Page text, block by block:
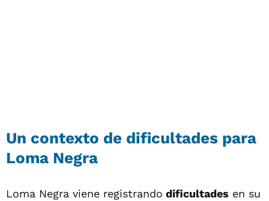
Un contexto de dificultades para
Loma Negra
Loma Negra viene registrando dificultades en su